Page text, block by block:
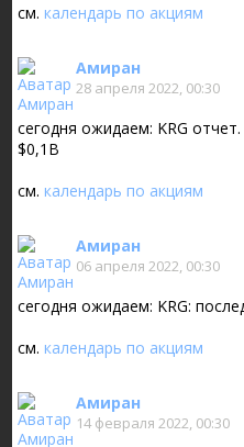
см.календарь по акциям
Амиран
28 апреля 2022, 00:30
сегодня ожидаем: KRG
$0,1B
см.календарь по акциям
Амиран
06 апреля 2022, 00:30
сегодня ожидаем: KRG:
см.календарь по акциям
Амиран
14 февраля 2022, 00:30